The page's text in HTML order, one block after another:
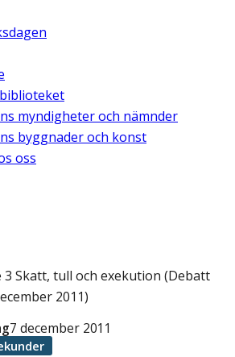
myndigheter och nämnder
byggnader och konst
oss
Skatt, tull och exekution (Debatt
2011)
7 december 2011